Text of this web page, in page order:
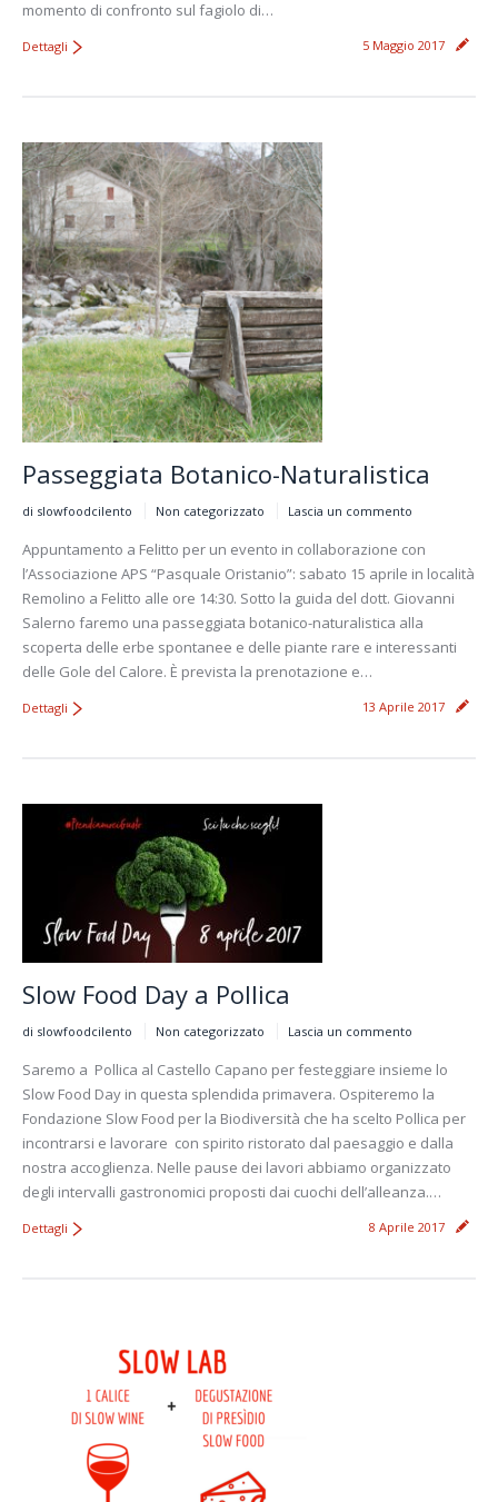
momento di confronto sul fagiolo di…
5 Maggio 2017
Dettagli
Passeggiata Botanico-Naturalistica
di slowfoodcilento Non categorizzato Lascia un commento
Appuntamento a Felitto per un evento in collaborazione con
l’Associazione APS “Pasquale Oristanio”: sabato 15 aprile in località
Remolino a Felitto alle ore 14:30. Sotto la guida del dott. Giovanni
Salerno faremo una passeggiata botanico-naturalistica alla
scoperta delle erbe spontanee e delle piante rare e interessanti
delle Gole del Calore. È prevista la prenotazione e…
13 Aprile 2017
Dettagli
Slow Food Day a Pollica
di slowfoodcilento Non categorizzato Lascia un commento
Saremo a Pollica al Castello Capano per festeggiare insieme lo
Slow Food Day in questa splendida primavera. Ospiteremo la
Fondazione Slow Food per la Biodiversità che ha scelto Pollica per
incontrarsi e lavorare con spirito ristorato dal paesaggio e dalla
nostra accoglienza. Nelle pause dei lavori abbiamo organizzato
degli intervalli gastronomici proposti dai cuochi dell’alleanza.…
8 Aprile 2017
Dettagli